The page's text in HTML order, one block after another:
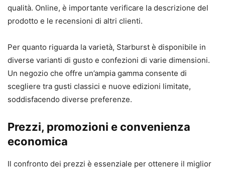
qualità. Online, è importante verificare la descrizione del
prodotto e le recensioni di altri clienti.
Per quanto riguarda la varietà, Starburst è disponibile in
diverse varianti di gusto e confezioni di varie dimensioni.
Un negozio che offre un’ampia gamma consente di
scegliere tra gusti classici e nuove edizioni limitate,
soddisfacendo diverse preferenze.
Prezzi, promozioni e convenienza
economica
Il confronto dei prezzi è essenziale per ottenere il miglior